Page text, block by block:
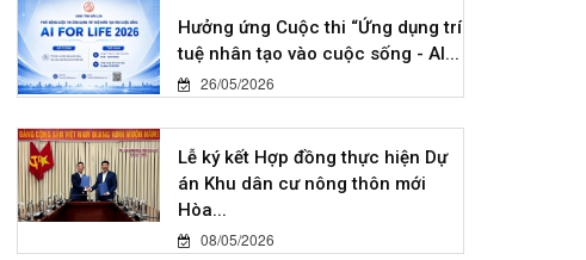
Hưởng ứng Cuộc thi “Ứng dụng trí
tuệ nhân tạo vào cuộc sống - AI...
26/05/2026
Lễ ký kết Hợp đồng thực hiện Dự
án Khu dân cư nông thôn mới
Hòa...
08/05/2026